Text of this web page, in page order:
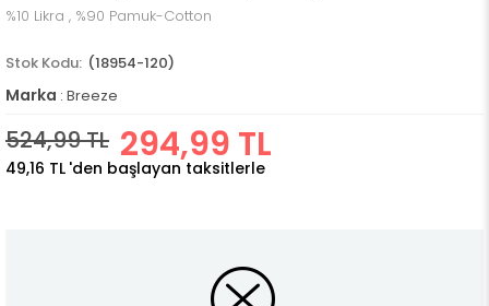
%10 Likra , %90 Pamuk-Cotton
(18954-120)
Marka : Breeze
524,99 TL 294,99 TL
49,16 TL 'den başlayan taksitlerle